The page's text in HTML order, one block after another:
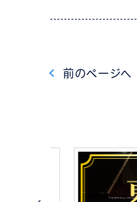
前のページへ